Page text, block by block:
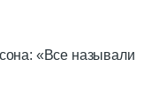
«Все называли